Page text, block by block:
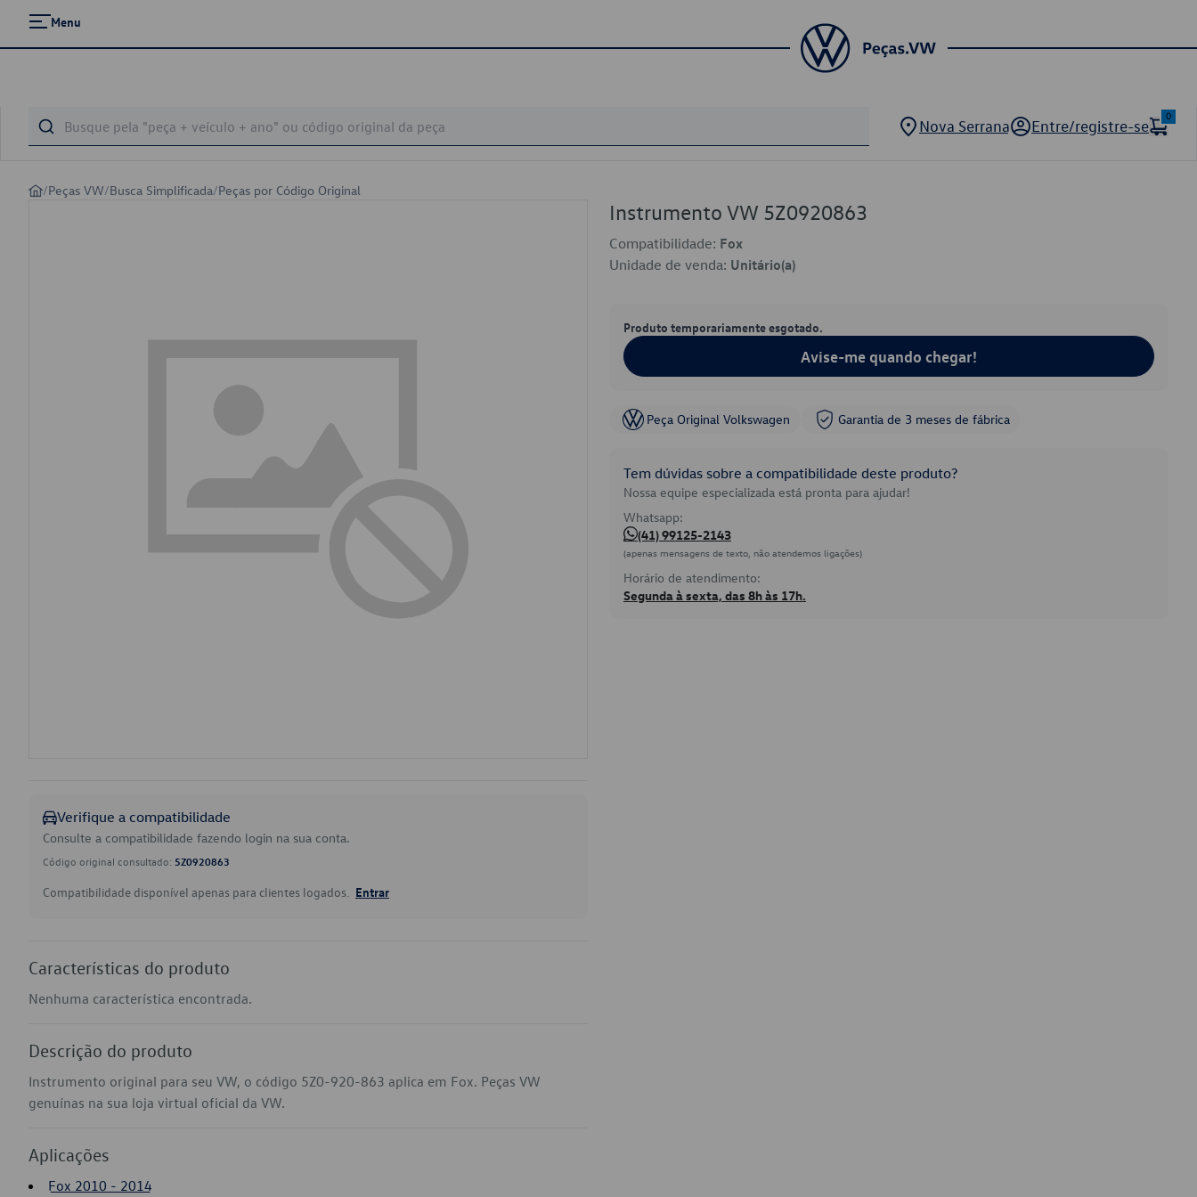
Menu
Nova Serrana Entre/registre-se
0
/Peças VW/Busca Simplificada/Peças por Código Original
Verifique a compatibilidade
Consulte a compatibilidade fazendo login na sua conta.
Código original consultado: 5Z0920863
Compatibilidade disponível apenas para clientes logados. Entrar
Características do produto
Nenhuma característica encontrada.
Descrição do produto
Instrumento original para seu VW, o código 5Z0-920-863 aplica em Fox. Peças VW
genuínas na sua loja virtual oficial da VW.
Aplicações
Fox 2010 - 2014
Instrumento VW 5Z0920863
Compatibilidade: Fox
Unidade de venda: Unitário(a)
Produto temporariamente esgotado.
Avise-me quando chegar!
Peça Original Volkswagen Garantia de 3 meses de fábrica
Tem dúvidas sobre a compatibilidade deste produto?
Nossa equipe especializada está pronta para ajudar!
Whatsapp:
(41) 99125-2143
(apenas mensagens de texto, não atendemos ligações)
Horário de atendimento:
Segunda à sexta, das 8h às 17h.